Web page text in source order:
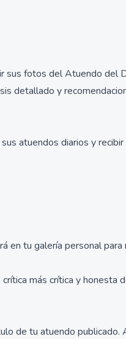
sus fotos del Atuendo del
detallado y
atuendos diarios y
en tu galería personal para
más crítica y honesta
de tu atuendo